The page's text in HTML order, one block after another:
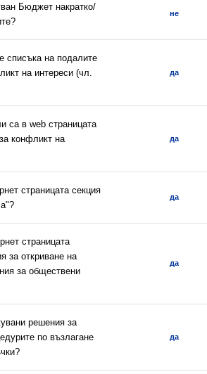
Бюджет накратко/
не
списъка на подалите
на интереси (чл.
да
са в web страницата
конфликт на
да
страницата секция
да
страницата
за откриване на
за обществени
да
решения за
по възлагане
да